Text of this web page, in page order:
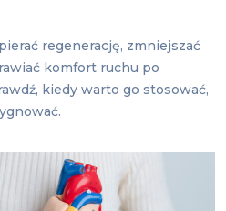
regenerację, zmniejszać
komfort ruchu po
kiedy warto go stosować,